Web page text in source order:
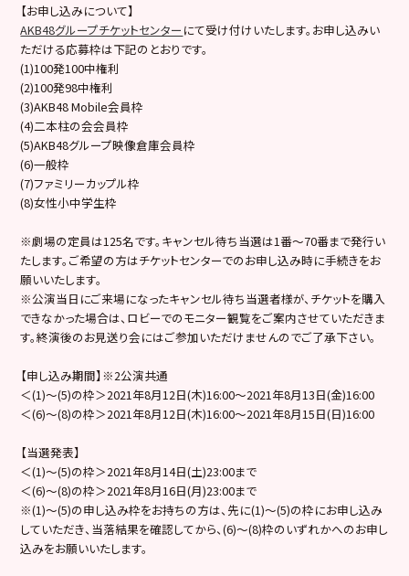
【お申し込みについて】
AKB48グループチケットセンター にて受け付けいたします。お申し込みい
ただける応募枠は下記のとおりです。
(1)100発100中権利
(2)100発98中権利
(3)AKB48 Mobile会員枠
(4)二本柱の会会員枠
(5)AKB48グループ映像倉庫会員枠
(6)一般枠
(7)ファミリーカップル枠
(8)女性小中学生枠
※劇場の定員は125名です。キャンセル待ち当選は1番～70番まで発行い
たします。ご希望の方はチケットセンターでのお申し込み時に手続きをお
願いいたします。
※公演当日にご来場になったキャンセル待ち当選者様が、チケットを購入
できなかった場合は、ロビーでのモニター観覧をご案内させていただきま
す。終演後のお見送り会にはご参加いただけませんのでご了承下さい。
【申し込み期間】※2公演共通
＜(1)～(5)の枠＞2021年8月12日(木)16:00～2021年8月13日(金)16:00
＜(6)～(8)の枠＞2021年8月12日(木)16:00～2021年8月15日(日)16:00
【当選発表】
＜(1)～(5)の枠＞2021年8月14日(土)23:00まで
＜(6)～(8)の枠＞2021年8月16日(月)23:00まで
※(1)～(5)の申し込み枠をお持ちの方は、先に(1)～(5)の枠にお申し込み
していただき、当落結果を確認してから、(6)～(8)枠のいずれかへのお申し
込みをお願いいたします。